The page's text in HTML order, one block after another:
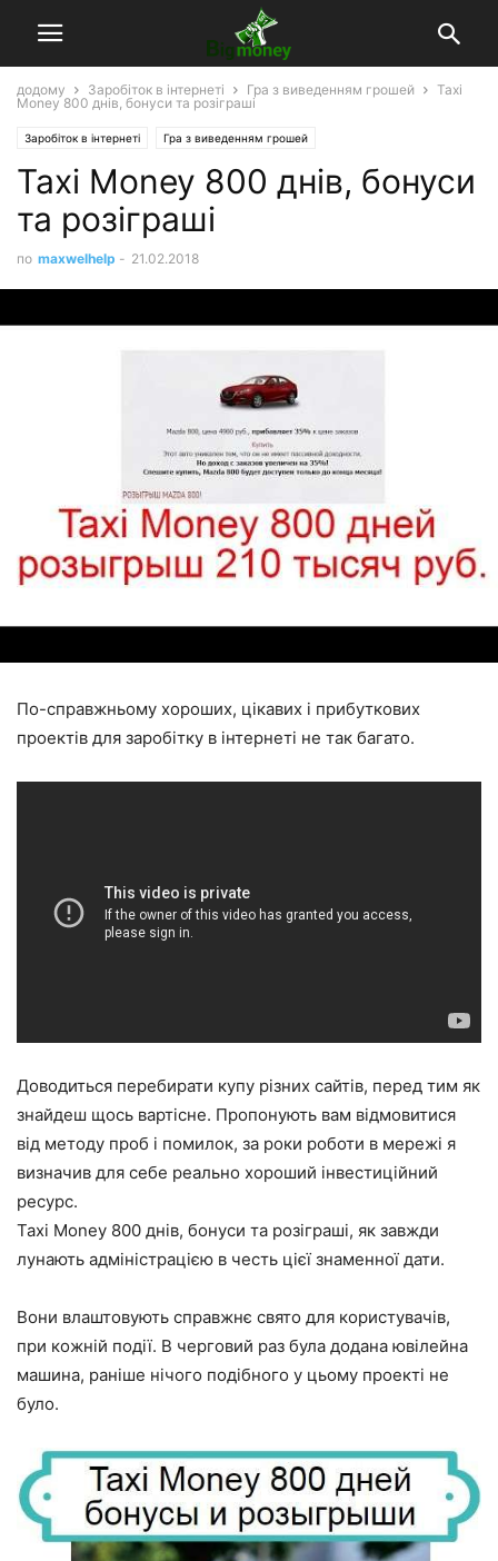
додому Заробіток в інтернеті Гра з виведенням грошей
Taxi
Money 800 днів, бонуси та розіграші
Заробіток в інтернеті Гра з виведенням грошей
Taxi Money 800 днів, бонуси
та розіграші
по maxwelhelp - 21.02.2018
По-справжньому хороших, цікавих і прибуткових
проектів для заробітку в інтернеті не так багато.
Доводиться перебирати купу різних сайтів, перед тим як
знайдеш щось вартісне. Пропонують вам відмовитися
від методу проб і помилок, за роки роботи в мережі я
визначив для себе реально хороший інвестиційний
ресурс.
Taxi Money 800 днів, бонуси та розіграші, як завжди
лунають адміністрацією в честь цієї знаменної дати.
Вони влаштовують справжнє свято для користувачів,
при кожній події. В черговий раз була додана ювілейна
машина, раніше нічого подібного у цьому проекті не
було.